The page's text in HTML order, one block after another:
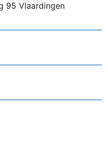
95 Vlaardingen